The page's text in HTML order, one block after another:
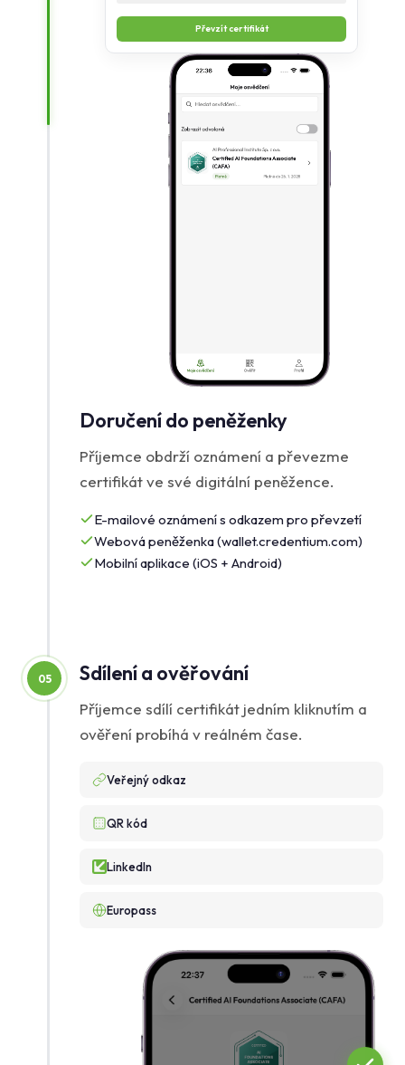
Převzít certifikát
Doručení do peněženky
Příjemce obdrží oznámení a převezme
certifikát ve své digitální peněžence.
E-mailové oznámení s odkazem pro převzetí
Webová peněženka (wallet.credentium.com)
Mobilní aplikace (iOS + Android)
Sdílení a ověřování
Příjemce sdílí certifikát jedním kliknutím a
ověření probíhá v reálném čase.
Veřejný odkaz
QR kód
LinkedIn
Europass
05